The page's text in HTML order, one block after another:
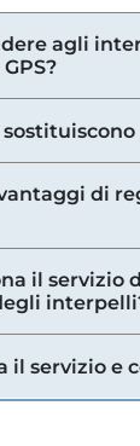
agli
di
il servizio
il servizio e